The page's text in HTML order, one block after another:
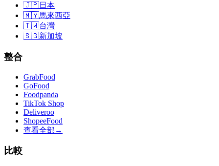
🇯🇵日本
🇲🇾馬來西亞
🇹🇼台灣
🇸🇬新加坡
整合
GrabFood
GoFood
Foodpanda
TikTok Shop
Deliveroo
ShopeeFood
查看全部 →
比較